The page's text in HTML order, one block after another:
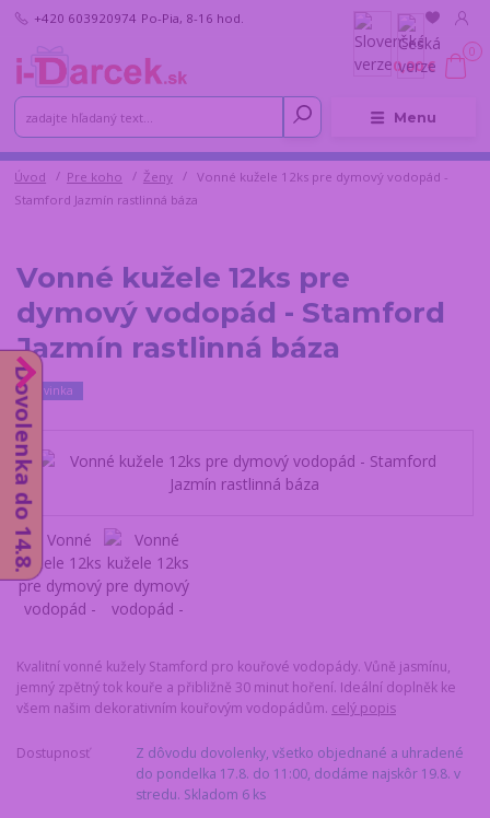
Menu
+420 603920974 Po-Pia, 8-16 hod.
0
0,00 €
Úvod Pre koho Ženy
Vonné kužele 12ks pre dymový vodopád -
Stamford Jazmín rastlinná báza
Vonné kužele 12ks pre
dymový vodopád - Stamford
Jazmín rastlinná báza
Novinka
Kvalitní vonné kužely Stamford pro kouřové vodopády. Vůně jasmínu,
jemný zpětný tok kouře a přibližně 30 minut hoření. Ideální doplněk ke
všem našim dekorativním kouřovým vodopádům. celý popis
Dostupnosť
Z dôvodu dovolenky, všetko objednané a uhradené
do pondelka 17.8. do 11:00, dodáme najskôr 19.8. v
stredu. Skladom 6 ks
Dovolenka do 14.8.